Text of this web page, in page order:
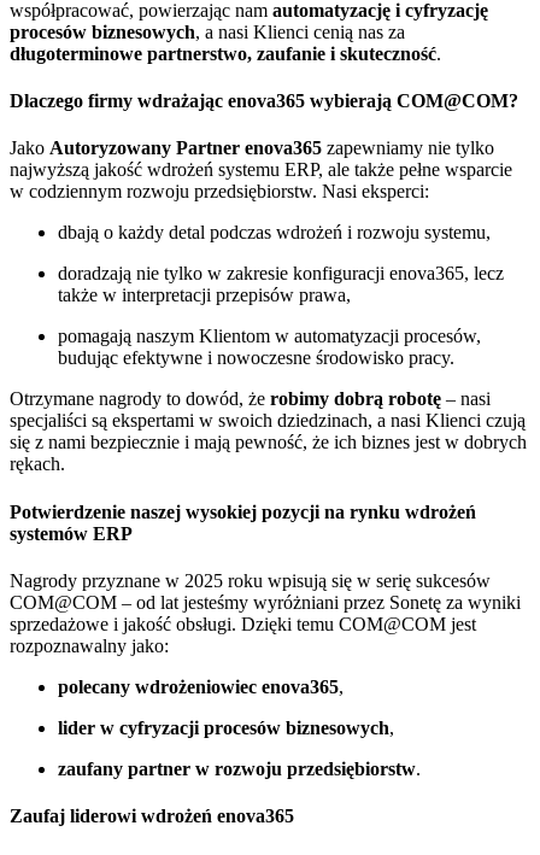
współpracować, powierzając nam automatyzację i cyfryzację
procesów biznesowych, a nasi Klienci cenią nas za
długoterminowe partnerstwo, zaufanie i skuteczność.
Dlaczego firmy wdrażając enova365 wybierają COM@COM?
Jako Autoryzowany Partner enova365 zapewniamy nie tylko
najwyższą jakość wdrożeń systemu ERP, ale także pełne wsparcie
w codziennym rozwoju przedsiębiorstw. Nasi eksperci:
dbają o każdy detal podczas wdrożeń i rozwoju systemu,
doradzają nie tylko w zakresie konfiguracji enova365, lecz
także w interpretacji przepisów prawa,
pomagają naszym Klientom w automatyzacji procesów,
budując efektywne i nowoczesne środowisko pracy.
Otrzymane nagrody to dowód, że robimy dobrą robotę – nasi
specjaliści są ekspertami w swoich dziedzinach, a nasi Klienci czują
się z nami bezpiecznie i mają pewność, że ich biznes jest w dobrych
rękach.
Potwierdzenie naszej wysokiej pozycji na rynku wdrożeń
systemów ERP
Nagrody przyznane w 2025 roku wpisują się w serię sukcesów
COM@COM – od lat jesteśmy wyróżniani przez Sonetę za wyniki
sprzedażowe i jakość obsługi. Dzięki temu COM@COM jest
rozpoznawalny jako:
polecany wdrożeniowiec enova365,
lider w cyfryzacji procesów biznesowych,
zaufany partner w rozwoju przedsiębiorstw.
Zaufaj liderowi wdrożeń enova365